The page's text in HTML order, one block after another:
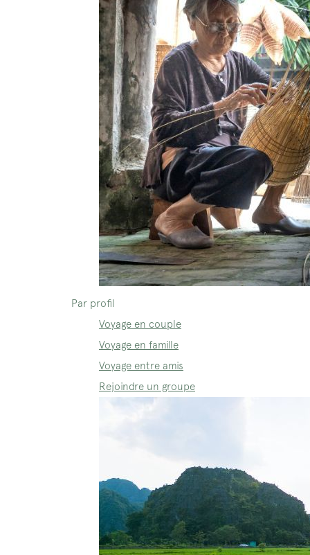
Par profil
Voyage en couple
Voyage en famille
Voyage entre amis
Rejoindre un groupe